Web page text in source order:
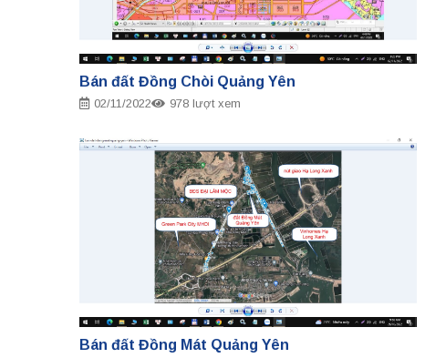
Bán đất Đồng Chòi Quảng Yên
02/11/2022 978 lượt xem
Bán đất Đồng Mát Quảng Yên